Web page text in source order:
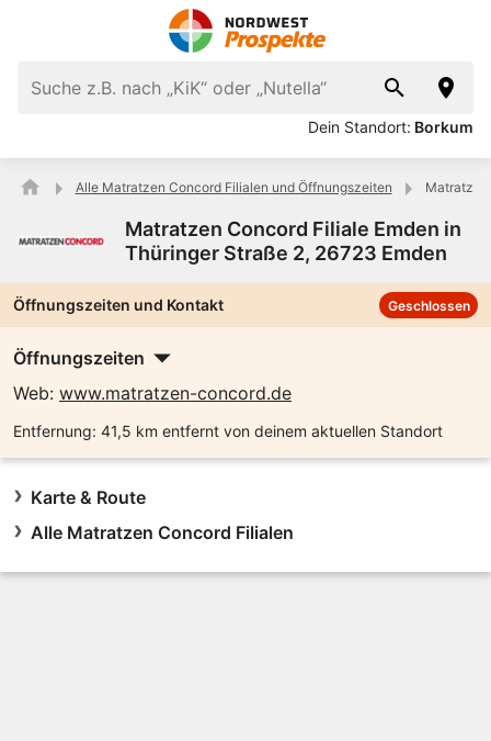
Dein Standort: Borkum
Alle Matratzen Concord Filialen und Öffnungszeiten Matratzen
Matratzen Concord Filiale Emden in
Thüringer Straße 2, 26723 Emden
Öffnungszeiten und Kontakt Geschlossen
Öffnungszeiten
Web: www.matratzen-concord.de
Entfernung: 41,5 km entfernt von deinem aktuellen Standort
Karte & Route
Alle Matratzen Concord Filialen